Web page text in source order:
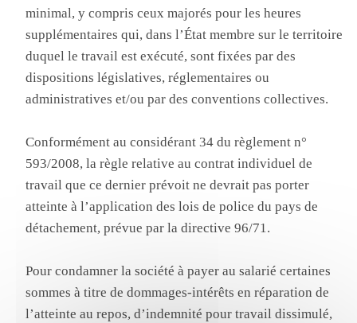
minimal, y compris ceux majorés pour les heures
supplémentaires qui, dans l’État membre sur le territoire
duquel le travail est exécuté, sont fixées par des
dispositions législatives, réglementaires ou
administratives et/ou par des conventions collectives.
Conformément au considérant 34 du règlement n°
593/2008, la règle relative au contrat individuel de
travail que ce dernier prévoit ne devrait pas porter
atteinte à l’application des lois de police du pays de
détachement, prévue par la directive 96/71.
Pour condamner la société à payer au salarié certaines
sommes à titre de dommages-intérêts en réparation de
l’atteinte au repos, d’indemnité pour travail dissimulé,